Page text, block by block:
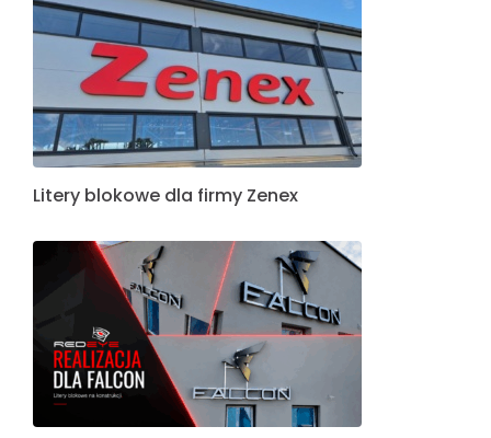
Litery blokowe dla firmy Zenex